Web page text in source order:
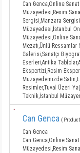
Can Genca,Online
Müzayedesi,Resim
Sergisi,Manzara
Müzayedesi,İstanbul
Müzayedesi,Online
Mezatı,Ünlü Ressamlar
Galerisi,Sanatçı
Eserleri,Antika
Ekspertizi,Resim
Müzayedemizde
Resimler,Tuval Üzeri
Teknik,İstanbul
Can Genca (
Can Genca
Can Genca,Online
Müzayedesi,Resim